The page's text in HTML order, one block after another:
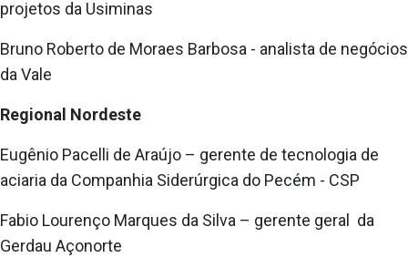
projetos da Usiminas
Bruno Roberto de Moraes Barbosa - analista de negócios
da Vale
Regional Nordeste
Eugênio Pacelli de Araújo – gerente de tecnologia de
aciaria da Companhia Siderúrgica do Pecém - CSP
Fabio Lourenço Marques da Silva – gerente geral da
Gerdau Açonorte